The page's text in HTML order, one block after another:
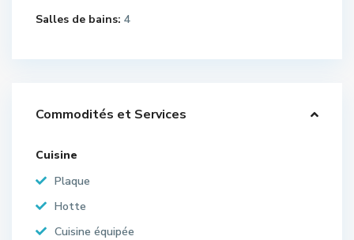
Salles de bains: 4
Commodités et Services
Cuisine
Plaque
Hotte
Cuisine équipée